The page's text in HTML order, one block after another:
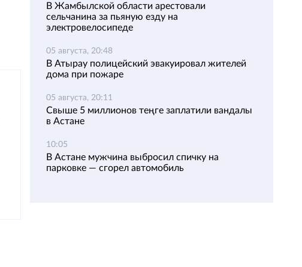
В Жамбылской области арестовали
сельчанина за пьяную езду на
электровелосипеде
05 августа, 20:48
В Атырау полицейский эвакуировал жителей
дома при пожаре
05 августа, 20:11
Свыше 5 миллионов теңге заплатили вандалы
в Астане
10:05
В Астане мужчина выбросил спичку на
парковке — сгорел автомобиль